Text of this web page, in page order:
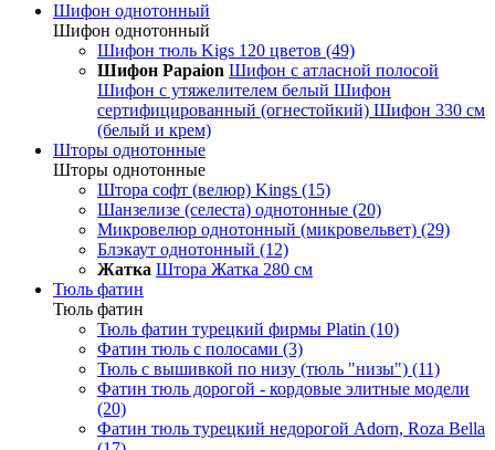
Шифон однотонный
Шифон однотонный
Шифон тюль Kigs 120 цветов (49)
Шифон Papaion Шифон с атласной полосой
Шифон с утяжелителем белый Шифон
сертифицированный (огнестойкий) Шифон 330 см
(белый и крем)
Шторы однотонные
Шторы однотонные
Штора софт (велюр) Kings (15)
Шанзелизе (селеста) однотонные (20)
Микровелюр однотонный (микровельвет) (29)
Блэкаут однотонный (12)
Жатка Штора Жатка 280 см
Тюль фатин
Тюль фатин
Тюль фатин турецкий фирмы Platin (10)
Фатин тюль с полосами (3)
Тюль с вышивкой по низу (тюль "низы") (11)
Фатин тюль дорогой - кордовые элитные модели
(20)
Фатин тюль турецкий недорогой Adorn, Roza Bella